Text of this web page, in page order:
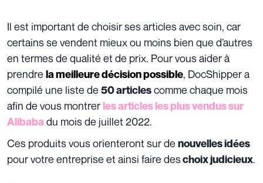
Il est important de choisir ses articles avec soin, car
certains se vendent mieux ou moins bien que d’autres
en termes de qualité et de prix. Pour vous aider à
prendre la meilleure décision possible, DocShipper a
compilé une liste de 50 articlescomme chaque mois
afin de vous montrerles articles les plus vendus sur
Alibaba du mois de juillet 2022.
Ces produits vous orienteront sur de nouvelles idées
pour votre entreprise et ainsi faire deschoix judicieux.